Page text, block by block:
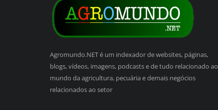
Agromundo.NET é um indexador de websites, páginas,
blogs, vídeos, imagens, podcasts e de tudo relacionado ao
mundo da agricultura, pecuária e demais negócios
relacionados ao setor